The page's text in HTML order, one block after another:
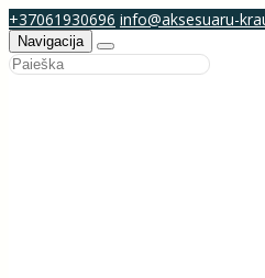
+37061930696 info@aksesuaru-
Navigacija